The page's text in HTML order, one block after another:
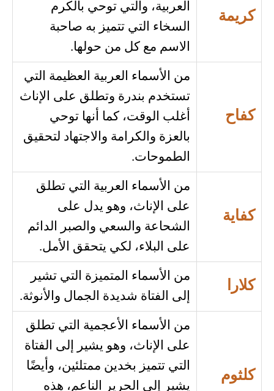
كريمة
العربية، والتي توحي بالكرم
السخاء التي تتميز به صاحبة
الاسم مع كل من حولها.
كفاح
من الأسماء العربية العظيمة التي
تستخدم بندرة وتطلق على الإناث
أغلب الوقت، كما أنها توحي
بالعزة والكرامة والاجتهاد لتحقيق
الطموحات.
كفاية
من الأسماء العربية التي تطلق
على الإناث، وهو يدل على
الشحاعة والسعي والصبر الدائم
على البلاء، لكي يتحقق الأمل.
كلارا
من الأسماء المتميزة التي تشير
إلى الفتاة شديدة الجمال والأنوثة.
كلثوم
من الأسماء الأعجمية التي تطلق
على الإناث، وهو يشير إلى الفتاة
التي تتميز بخدين ممتلئين، وأيضًا
يشير إلى الحرير الناعم، هذه